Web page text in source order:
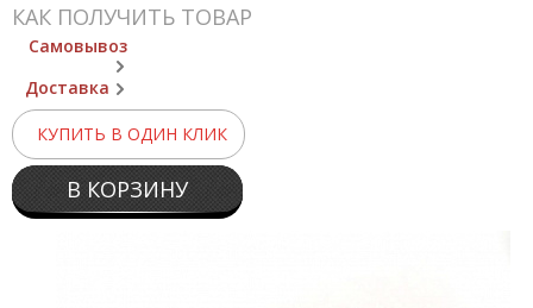
КАК ПОЛУЧИТЬ ТОВАР
Самовывоз
Доставка
КУПИТЬ В ОДИН КЛИК
В КОРЗИНУ